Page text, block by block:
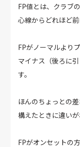
FP値とは、クラブ
心線からどれほど
FPがノーマルより
マイナス（後ろに
す。
ほんのちょっとの
構えたときに違いが
FPがオンセットの